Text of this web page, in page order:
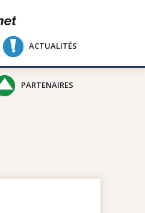
ACTUALITÉS
PARTENAIRES